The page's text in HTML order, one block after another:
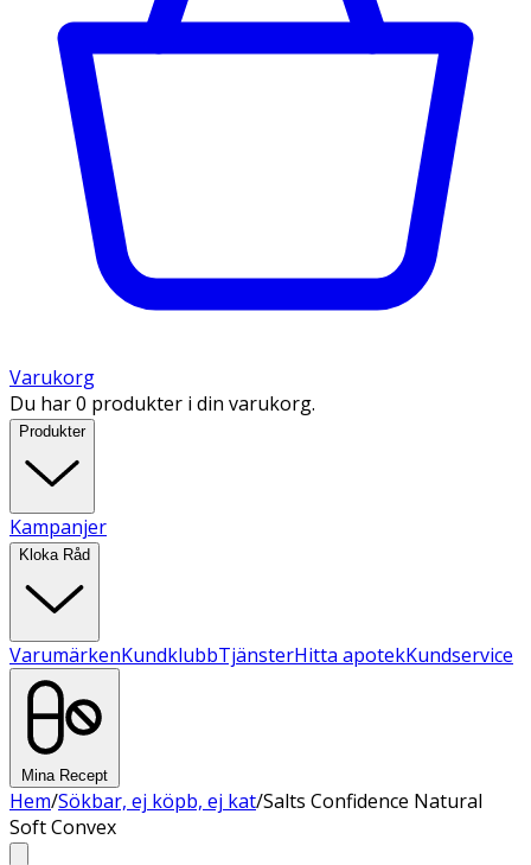
Varukorg
Du har 0 produkter i din varukorg.
Produkter
Kampanjer
Kloka Råd
VarumärkenKundklubbTjänsterHitta apotekKundservice
Mina Recept
Hem/Sökbar, ej köpb, ej kat/Salts Confidence Natural
Soft Convex